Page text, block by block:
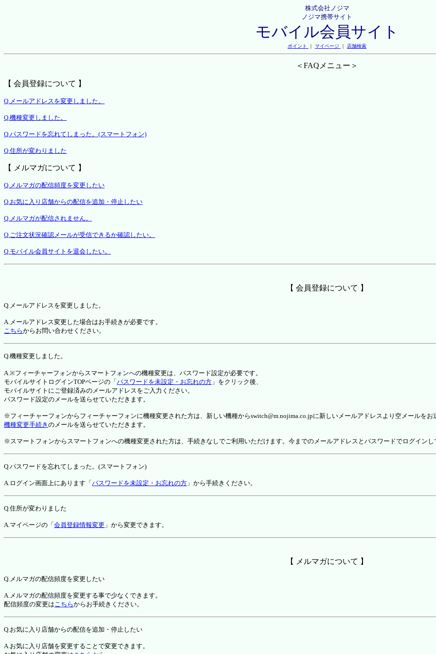
株式会社ノジマ
ノジマ携帯サイト
モバイル会員サイト
ポイント ｜ マイページ ｜ 店舗検索
＜FAQメニュー＞
【 会員登録について 】
Q.メールアドレスを変更しました。
Q.機種変更しました。
Q.パスワードを忘れてしまった。(スマートフォン)
Q.住所が変わりました
【 メルマガについて 】
Q.メルマガの配信頻度を変更したい
Q.お気に入り店舗からの配信を追加・停止したい
Q.メルマガが配信されません。
Q.ご注文状況確認メールが受信できるか確認したい。
Q.モバイル会員サイトを退会したい。
【 会員登録について 】
Q.メールアドレスを変更しました。
A.メールアドレス変更した場合はお手続きが必要です。
こちらからお問い合わせください。
Q.機種変更しました。
A.※フィーチャーフォンからスマートフォンへの機種変更は、パスワード設定が必要です。
モバイルサイトログインTOPページの「 パスワードを未設定・お忘れの方 」をクリック後、
モバイルサイトにご登録済みのメールアドレスをご入力ください。
パスワード設定のメールを送らせていただきます。
※フィーチャーフォンからフィーチャーフォンに機種変更された方は、新しい機種からswitch@m.nojima.co.jpに新しいメールアドレスより空メールをお
機種変更手続き のメールを送らせていただきます。
※スマートフォンからスマートフォンへの機種変更された方は、手続きなしでご利用いただけます。今までのメールアドレスとパスワードでログインし
Q.パスワードを忘れてしまった。(スマートフォン)
A.ログイン画面上にあります「 パスワードを未設定・お忘れの方 」から手続きください。
Q.住所が変わりました
A.マイページの「 会員登録情報変更 」から変更できます。
【 メルマガについて 】
Q.メルマガの配信頻度を変更したい
A.メルマガの配信頻度を変更する事で少なくできます。
配信頻度の変更はこちらからお手続きください。
Q.お気に入り店舗からの配信を追加・停止したい
A.お気に入り店舗を変更することで変更できます。